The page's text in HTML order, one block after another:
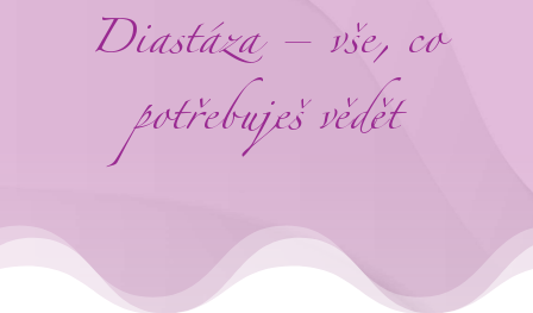
Diastáza – vše, co
potřebuješ vědět